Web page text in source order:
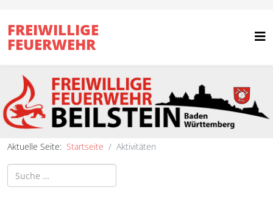
FREIWILLIGE
FEUERWEHR
Aktuelle Seite: Startseite Aktivitäten
Suchen